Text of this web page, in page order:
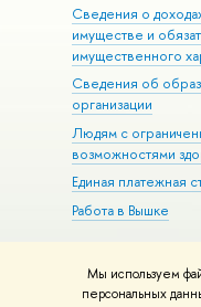
Мы используем
персональных
Сведения о
имуществе и
имущественного
Сведения об
организации
Людям с
возможностями
Единая платежная
Работа в Вышке
© НИУ ВШЭ
Шрифты HSE Sans